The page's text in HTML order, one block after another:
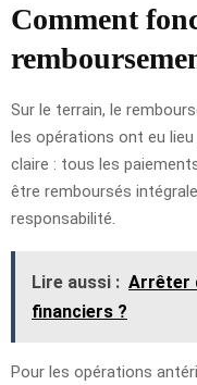
Comment
Sur le terrain, le
les opérations ont eu
claire : tous les
être remboursés
responsabilité.
Lire aussi : Arrêter
financiers ?
Pour les opérations